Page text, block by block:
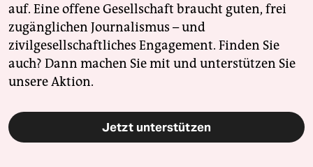
auf. Eine offene Gesellschaft braucht guten, frei
zugänglichen Journalismus – und
zivilgesellschaftliches Engagement. Finden Sie
auch? Dann machen Sie mit und unterstützen Sie
unsere Aktion.
Jetzt unterstützen